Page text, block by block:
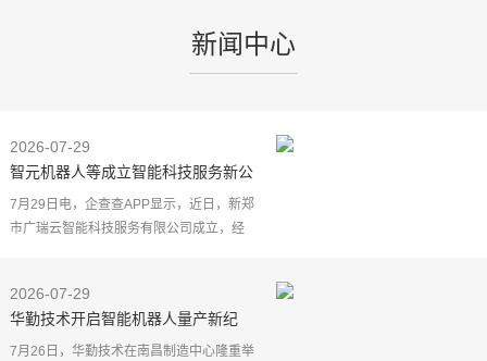
新闻中心
2026-07-29
智元机器人等成立智能科技服务新公
司
7月29日电，企查查APP显示，近日，新郑
市广瑞云智能科技服务有限公司成立，经
系统集成服务；智
2026-07-29
华勤技术开启智能机器人量产新纪
元：首批轮式双臂机器人F1正式出货
7月26日，华勤技术在南昌制造中心隆重举